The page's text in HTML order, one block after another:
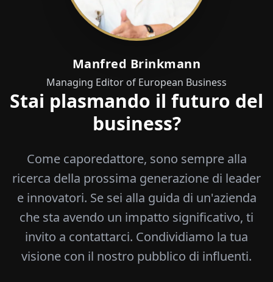
Manfred Brinkmann
Managing Editor of European Business
Stai plasmando il futuro del
business?
Come caporedattore, sono sempre alla
ricerca della prossima generazione di leader
e innovatori. Se sei alla guida di un'azienda
che sta avendo un impatto significativo, ti
invito a contattarci. Condividiamo la tua
visione con il nostro pubblico di influenti.